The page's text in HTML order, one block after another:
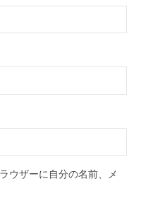
ウザーに自分の名前、メ